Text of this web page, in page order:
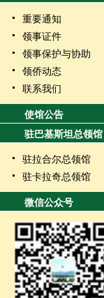
重要通知
领事证件
领事保护与协助
领侨动态
联系我们
使馆公告
驻巴基斯坦总领馆
驻拉合尔总领馆
驻卡拉奇总领馆
微信公众号